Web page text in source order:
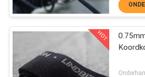
CONTACTEER
ONSDe
HOT